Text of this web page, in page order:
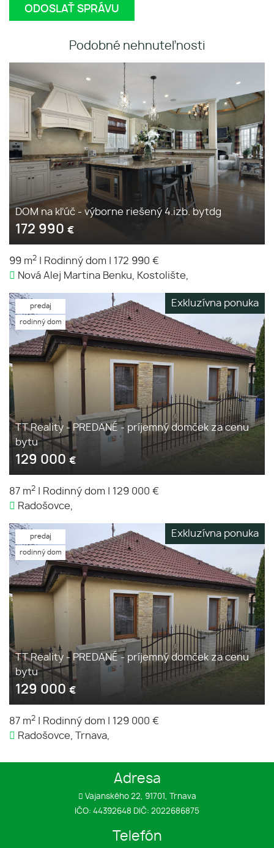
Podobné nehnuteľnosti
DOM na kľúč - výborne riešený 4.izb. bytdg
172 990 €
99 m2 Rodinný dom
172 990 €
Nová Alej Martina Benku, Kostolište,
Exkluzívna ponuka
predaj
rodinný dom
TT Reality - PREDANÉ - príjemný domček za cenu
bytu
129 000 €
87 m2 Rodinný dom
129 000 €
Radošovce,
Exkluzívna ponuka
predaj
rodinný dom
TT Reality - PREDANÉ - príjemný domček za cenu
bytu
129 000 €
87 m2 Rodinný dom
129 000 €
Radošovce, Trnava,
Adresa
Vajanského 22, 91701, Trnava
IČO: 44392648 DIČ: 2022686875
Telefón